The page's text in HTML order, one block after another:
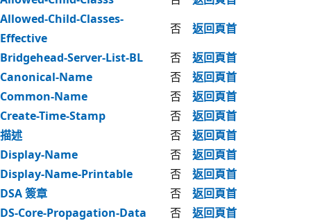
Allowed-Child-Classes-
Effective
否
返回頁首
Bridgehead-Server-List-BL
否
返回頁首
Canonical-Name
否
返回頁首
Common-Name
否
返回頁首
Create-Time-Stamp
否
返回頁首
描述
否
返回頁首
Display-Name
否
返回頁首
Display-Name-Printable
否
返回頁首
DSA 簽章
否
返回頁首
DS-Core-Propagation-Data
否
返回頁首